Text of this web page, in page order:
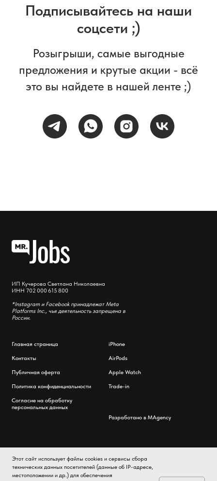
Этот сайт использует файлы cookies и сервисы сбора
технических данных посетителей (данные об IP-адресе,
местоположении и др.) для обеспечения
Подписывайтесь на наши
соцсети ;)
Розыгрыши, самые выгодные
предложения и крутые акции - всё
это вы найдете в нашей ленте ;)
ИП Кучерова Светлана Николаевна
ИНН 702 000 615 800
*Instagram и Facebook принадлежат Meta
Platforms Inc., чья деятельность запрещена в
России.
Главная страница
Контакты
Публичная оферта
Политика конфиденциальности
Согласие на обработку
персональных данных
iPhone
AirPods
Apple Watch
Trade-in
Разработано в MAgency